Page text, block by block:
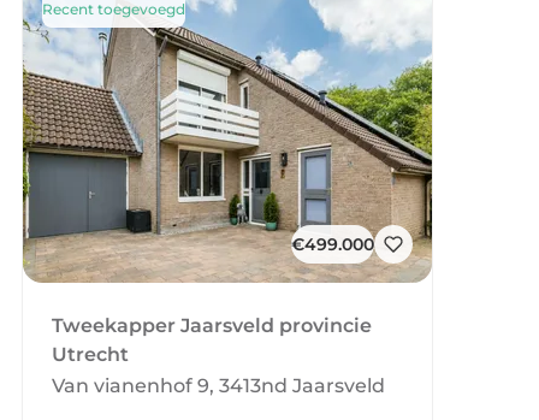
Recent toegevoegd
€499.000
Tweekapper Jaarsveld provincie
Utrecht
Van vianenhof 9, 3413nd Jaarsveld